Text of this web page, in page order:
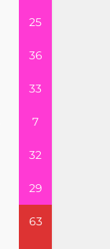
25
36
33
7
32
29
63